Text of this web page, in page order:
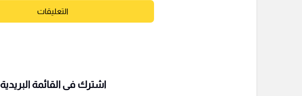
التعليقات
اشترك فى القائمة البريدية